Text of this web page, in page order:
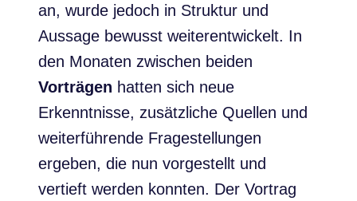
an, wurde jedoch in Struktur und
Aussage bewusst weiterentwickelt. In
den Monaten zwischen beiden
Vorträgen hatten sich neue
Erkenntnisse, zusätzliche Quellen und
weiterführende Fragestellungen
ergeben, die nun vorgestellt und
vertieft werden konnten. Der Vortrag